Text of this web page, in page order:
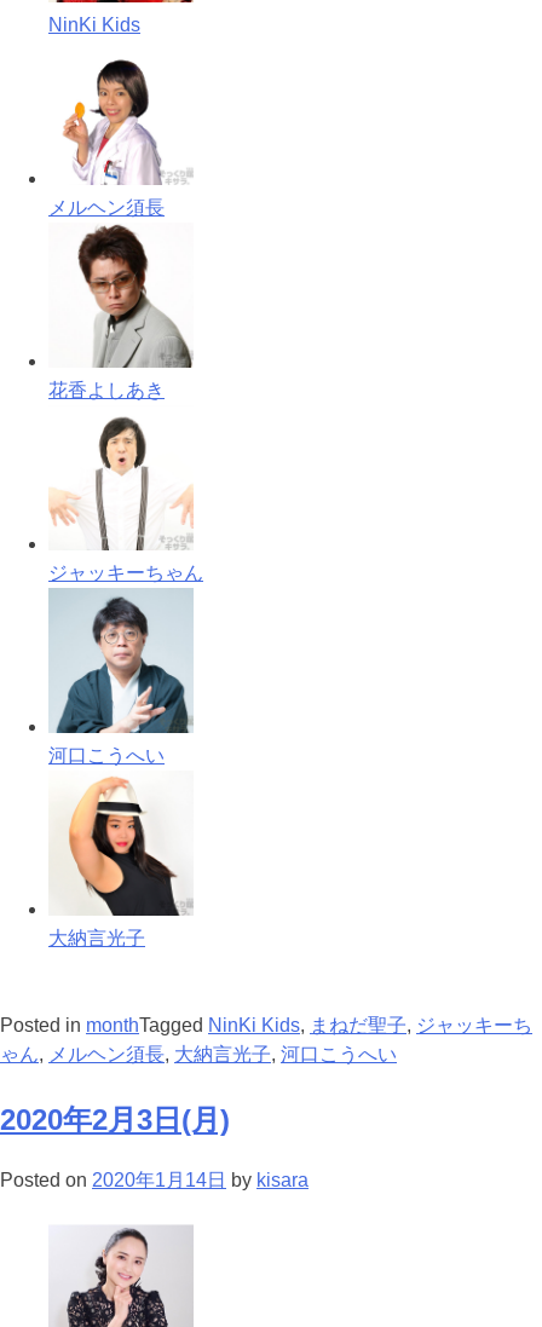
NinKi Kids
メルヘン須長
花香よしあき
ジャッキーちゃん
河口こうへい
大納言光子
Posted in monthTagged NinKi Kids, まねだ聖子, ジャッキーち
ゃん, メルヘン須長, 大納言光子, 河口こうへい
2020年2月3日(月)
Posted on 2020年1月14日 by kisara